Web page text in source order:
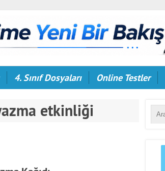
4. Sınıf Dosyaları Online Testler
etkinliği